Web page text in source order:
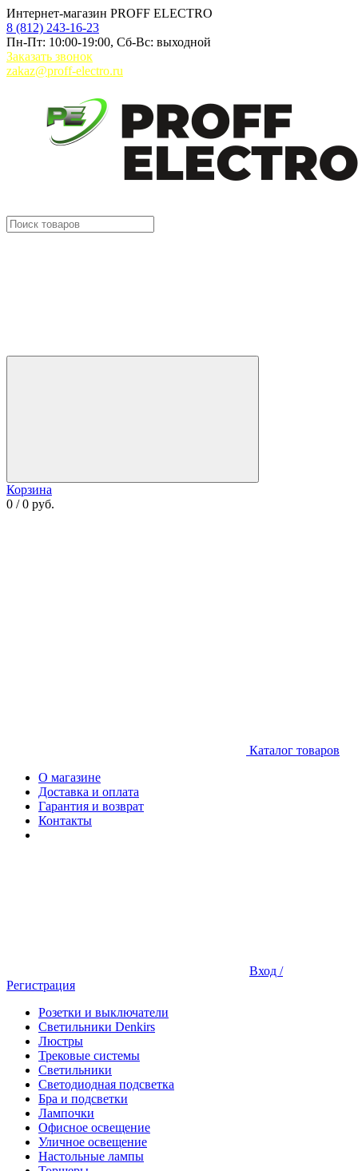
Интернет-магазин PROFF ELECTRO
8 (812) 243-16-23
Пн-Пт: 10:00-19:00, Сб-Вс: выходной
Заказать звонок
zakaz@proff-electro.ru
Корзина
0 / 0 руб.
Каталог товаров
О магазине
Доставка и оплата
Гарантия и возврат
Контакты
Вход /
Регистрация
Розетки и выключатели
Светильники Denkirs
Люстры
Трековые системы
Светильники
Светодиодная подсветка
Бра и подсветки
Лампочки
Офисное освещение
Уличное освещение
Настольные лампы